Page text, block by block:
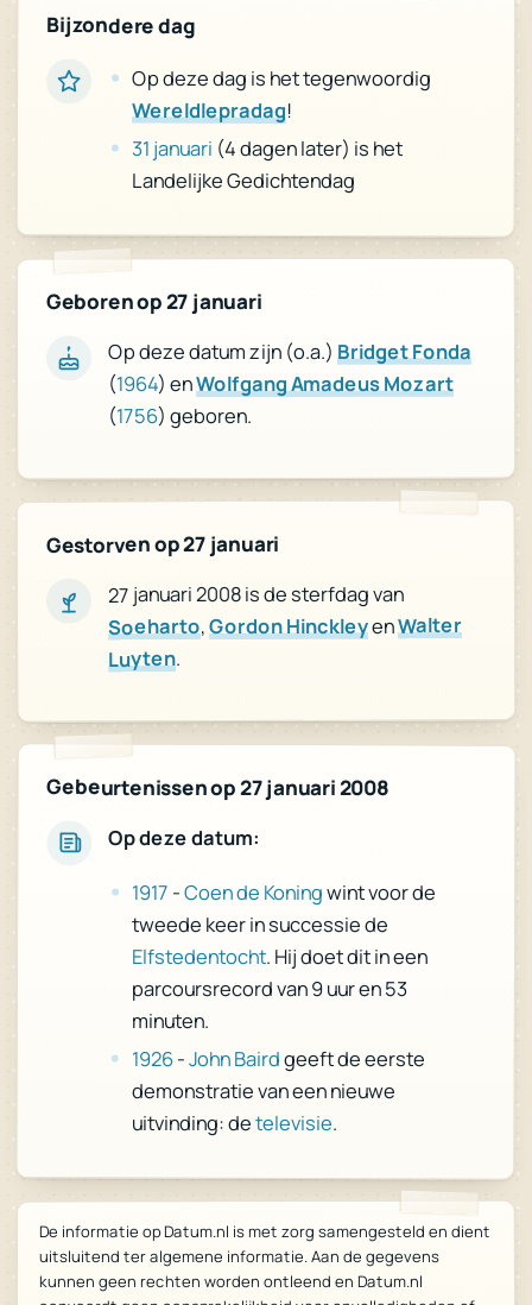
Bijzondere dag
Op deze dag is het tegenwoordig
Wereldlepradag!
31 januari (4 dagen later) is het
Landelijke Gedichtendag
Geboren op 27 januari
Op deze datum zijn (o.a.) Bridget Fonda
(1964) enWolfgang Amadeus Mozart
(1756) geboren.
Gestorven op 27 januari
27 januari 2008 is de sterfdag van
Soeharto,Gordon HinckleyenWalter
Luyten.
Gebeurtenissen op 27 januari 2008
Op deze datum:
1917 -Coen de Koningwint voor de
tweede keer in successie de
Elfstedentocht. Hij doet dit in een
parcoursrecord van 9 uur en 53
minuten.
1926-John Bairdgeeft de eerste
demonstratie van een nieuwe
uitvinding: detelevisie.
De informatie op Datum.nl is met zorg samengesteld en dient
uitsluitend ter algemene informatie. Aan de gegevens
kunnen geen rechten worden ontleend en Datum.nl